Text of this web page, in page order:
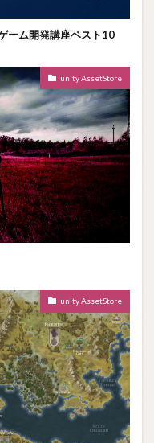
ーム開発講座ベスト10
unity AssetStore
unity AssetStore